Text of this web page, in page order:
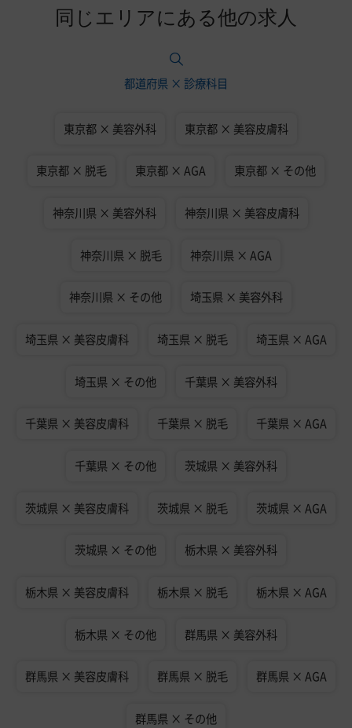
同じエリアにある他の求人
都道府県 × 診療科目
東京都 × 美容外科 東京都 × 美容皮膚科
東京都 × 脱毛 東京都 × AGA 東京都 × その他
神奈川県 × 美容外科 神奈川県 × 美容皮膚科
神奈川県 × 脱毛 神奈川県 × AGA
神奈川県 × その他 埼玉県 × 美容外科
埼玉県 × 美容皮膚科 埼玉県 × 脱毛 埼玉県 × AGA
埼玉県 × その他 千葉県 × 美容外科
千葉県 × 美容皮膚科 千葉県 × 脱毛 千葉県 × AGA
千葉県 × その他 茨城県 × 美容外科
茨城県 × 美容皮膚科 茨城県 × 脱毛 茨城県 × AGA
茨城県 × その他 栃木県 × 美容外科
栃木県 × 美容皮膚科 栃木県 × 脱毛 栃木県 × AGA
栃木県 × その他 群馬県 × 美容外科
群馬県 × 美容皮膚科 群馬県 × 脱毛 群馬県 × AGA
群馬県 × その他